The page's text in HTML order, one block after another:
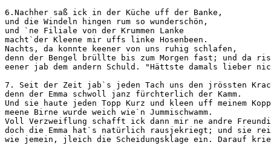
6.Nachher saß ick in der Küche uff der Banke,
und die Windeln hingen rum so wunderschön,
und `ne Filiale von der Krummen Lanke
macht`der Kleene mir uffs linke Hosenbeen.
Nachts, da konnte keener von uns ruhig schlafen,
denn der Bengel brüllte bis zum Morgen fast; und da
eener jab dem andern Schuld. "Hättste damals lieber
7. Seit der Zeit jab`s jeden Tach uns den jrössten
denn der Emma schwoll janz fürchterlich der Kamm.
Und sie haute jeden Topp Kurz und kleen uff meinem
meene Birne wurde weich wie`n Jummischwamm.
Voll Verzweiflung schafft ick dann mir ne andre
doch die Emma hat`s natürlich rausjekriegt; und sie
wie jemein, jleich die Scheidungsklage ein. Darauf